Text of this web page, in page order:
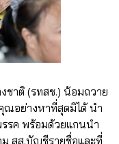
ชาติ (รทสช.) น้อมถวาย
ณอย่างหาที่สุดมิได้ นำ
รค พร้อมด้วยแกนนำ
สส.บัญชีรายชื่อและที่